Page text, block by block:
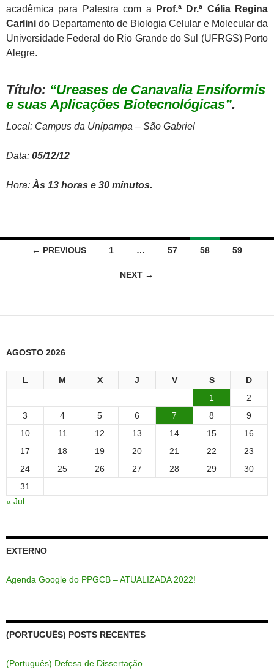
acadêmica para Palestra com a
Prof.ª Dr.ª Célia Regina
Carlini do Departamento de Biologia Celular e Molecular da
Universidade Federal do Rio Grande do Sul (UFRGS) Porto
Alegre.
Título: “Ureases de Canavalia Ensiformis
e suas Aplicações Biotecnológicas”.
Local: Campus da Unipampa – São Gabriel
Data: 05/12/12
Hora: Às 13 horas e 30 minutos.
Posts← PREVIOUS 1 … 57 58 59
NEXT →
AGOSTO 2026
L M X J V S
D
1
2
3
4 5 6 7 8
9
10
11 12 13 14 15
16
17
18 19 20 21 22
23
24
25 26 27 28 29
30
31
« Jul
EXTERNO
Agenda Google do PPGCB – ATUALIZADA 2022!
(PORTUGUÊS) POSTS RECENTES
(Português) Defesa de Dissertação